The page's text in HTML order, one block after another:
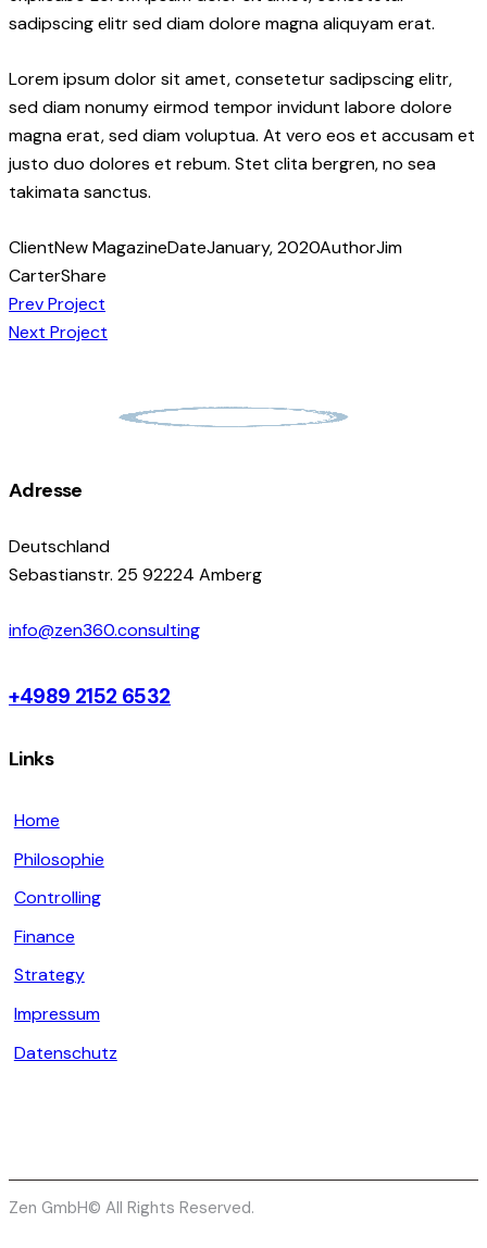
sadipscing elitr sed diam dolore magna aliquyam erat.
Lorem ipsum dolor sit amet, consetetur sadipscing elitr,
sed diam nonumy eirmod tempor invidunt labore dolore
magna erat, sed diam voluptua. At vero eos et accusam et
justo duo dolores et rebum. Stet clita bergren, no sea
takimata sanctus.
ClientNew MagazineDateJanuary, 2020AuthorJim
CarterShare
Beitrags-
Navigation
Prev Project
Next Project
Adresse
Deutschland
Sebastianstr. 25 92224 Amberg
info@zen360.consulting
+4989 2152 6532
Links
Home
Philosophie
Controlling
Finance
Strategy
Impressum
Datenschutz
Zen GmbH© All Rights Reserved.